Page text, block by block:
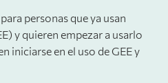
personas que ya usan
y quieren empezar a usarlo
iniciarse en el uso de GEE y